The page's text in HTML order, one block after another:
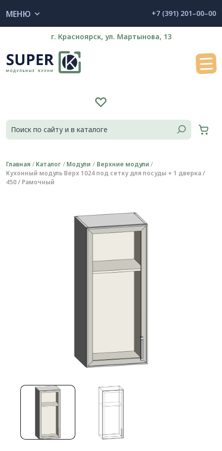
МЕНЮ +7 (391) 201–00–00
г. Красноярск, ул. Мартынова, 13
Главная Каталог Модули
Верхние модули
Кухонный модуль Верх 1024 под сетку для посуды + 1 дверка /
450 / Рамочный